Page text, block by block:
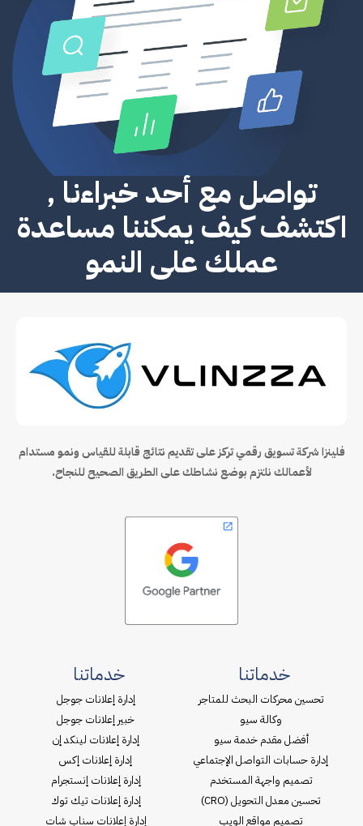
تواصل مع أحد خبراءنا ,
اكتشف كيف يمكننا مساعدة
عملك على النمو
فلينزا شركة تسويق رقمي تركز على تقديم نتائج قابلة للقياس ونمو مستدام
لأعمالك نلتزم بوضع نشاطك على الطريق الصحيح للنجاح.
خدماتنا
تحسين محركات البحث للمتاجر
وكالة سيو
أفضل مقدم خدمة سيو
إدارة حسابات التواصل الإجتماعي
تصميم واجهة المستخدم
تحسين معدل التحويل (CRO)
تصميم مواقع الويب
خدماتنا
إدارة إعلانات جوجل
خبير إعلانات جوجل
إدارة إعلانات لينكد إن
إدارة إعلانات إكس
إدارة إعلانات إنستجرام
إدارة إعلانات تيك توك
إدارة إعلانات سناب شات